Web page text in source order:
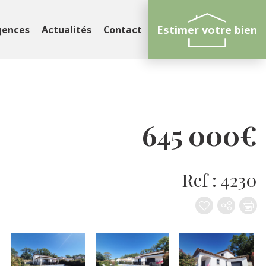
Actualités Contact Estimer votre bien
645 000€
Ref : 4230